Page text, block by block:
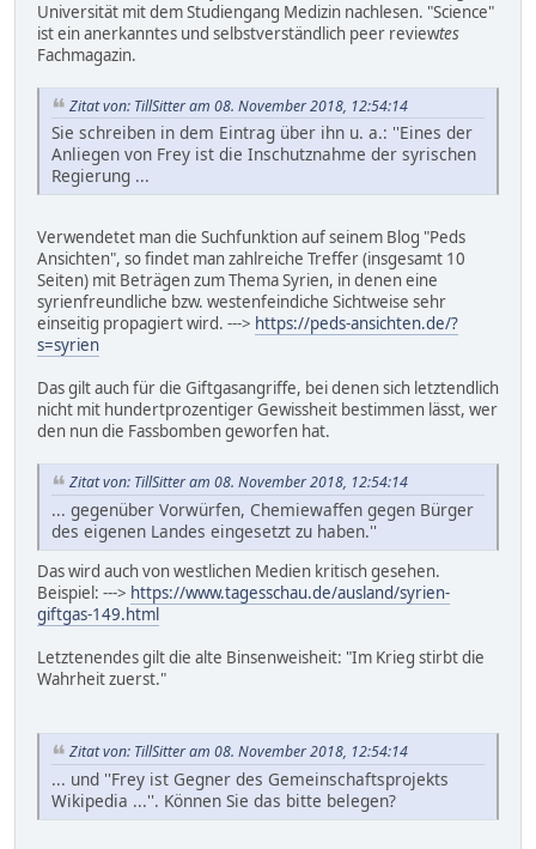
Universität mit dem Studiengang Medizin nachlesen. "Science"
ist ein anerkanntes und selbstverständlich peer reviewtes
Fachmagazin.
Zitat von: TillSitter am 08. November 2018, 12:54:14
Sie schreiben in dem Eintrag über ihn u. a.: ''Eines der
Anliegen von Frey ist die Inschutznahme der syrischen
Regierung ...
Verwendetet man die Suchfunktion auf seinem Blog "Peds
Ansichten", so findet man zahlreiche Treffer (insgesamt 10
Seiten) mit Beträgen zum Thema Syrien, in denen eine
syrienfreundliche bzw. westenfeindiche Sichtweise sehr
einseitig propagiert wird. ---> https://peds-ansichten.de/?
s=syrien
Das gilt auch für die Giftgasangriffe, bei denen sich letztendlich
nicht mit hundertprozentiger Gewissheit bestimmen lässt, wer
den nun die Fassbomben geworfen hat.
Zitat von: TillSitter am 08. November 2018, 12:54:14
... gegenüber Vorwürfen, Chemiewaffen gegen Bürger
des eigenen Landes eingesetzt zu haben.''
Das wird auch von westlichen Medien kritisch gesehen.
Beispiel: ---> https://www.tagesschau.de/ausland/syrien-
giftgas-149.html
Letztenendes gilt die alte Binsenweisheit: "Im Krieg stirbt die
Wahrheit zuerst."
Zitat von: TillSitter am 08. November 2018, 12:54:14
... und ''Frey ist Gegner des Gemeinschaftsprojekts
Wikipedia ...''. Können Sie das bitte belegen?